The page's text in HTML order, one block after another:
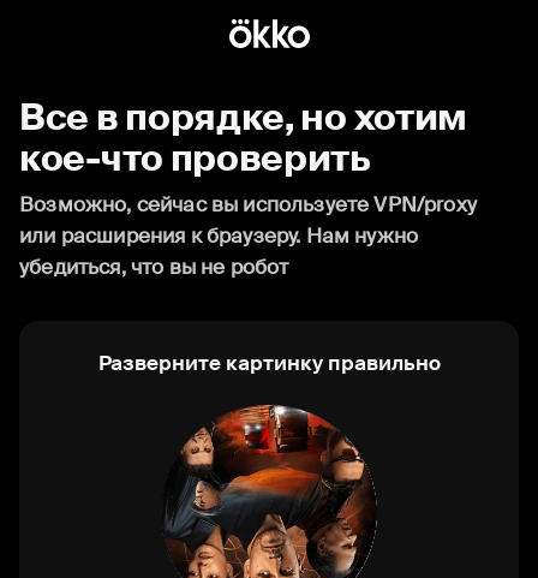
Все в порядке, но хотим
кое-что проверить
Возможно, сейчас вы используете VPN/proxy
или расширения к браузеру. Нам нужно
убедиться, что вы не робот
Разверните картинку правильно